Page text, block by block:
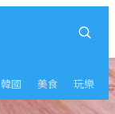
韓國 美食 玩樂